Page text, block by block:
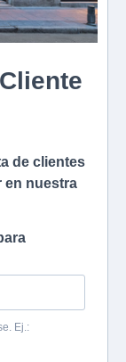
de clientes
en nuestra
Ej.: